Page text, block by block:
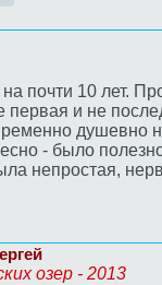
почти 10 лет.
и не
душевно
- было
непростая,
озер - 2013